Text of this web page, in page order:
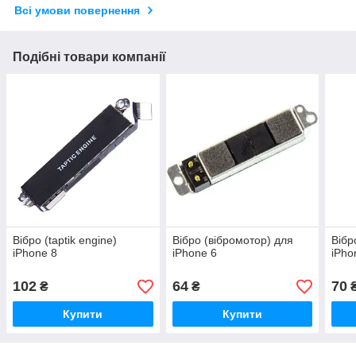
Всі умови повернення
Подібні товари компанії
Вібро (taptik engine)
iPhone 8
102 ₴
Купити
Вібро (вібромотор) для
iPhone 6
64₴
Купити
70